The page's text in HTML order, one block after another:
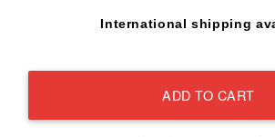
International shipping
ADD TO CART